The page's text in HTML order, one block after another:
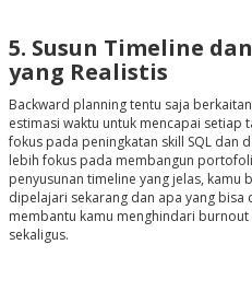
5. Susun Timeline
yang Realistis
Backward planning tentu saja
estimasi waktu untuk mencapai setiap
fokus pada peningkatan skill SQL dan
lebih fokus pada membangun
penyusunan timeline yang jelas,
dipelajari sekarang dan apa yang
membantu kamu menghindari
sekaligus.